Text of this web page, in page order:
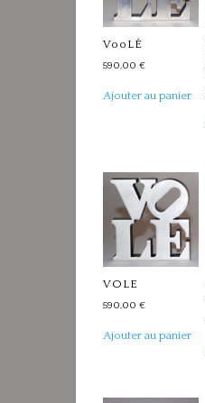
VooLÉ
590,00 €
Ajouter au panier
VOLE
590,00 €
Ajouter au panier